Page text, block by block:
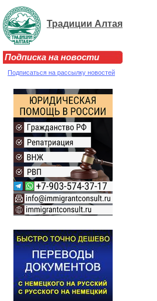
Традиции Алтая
Подписка на новости
Подписаться на рассылку новостей